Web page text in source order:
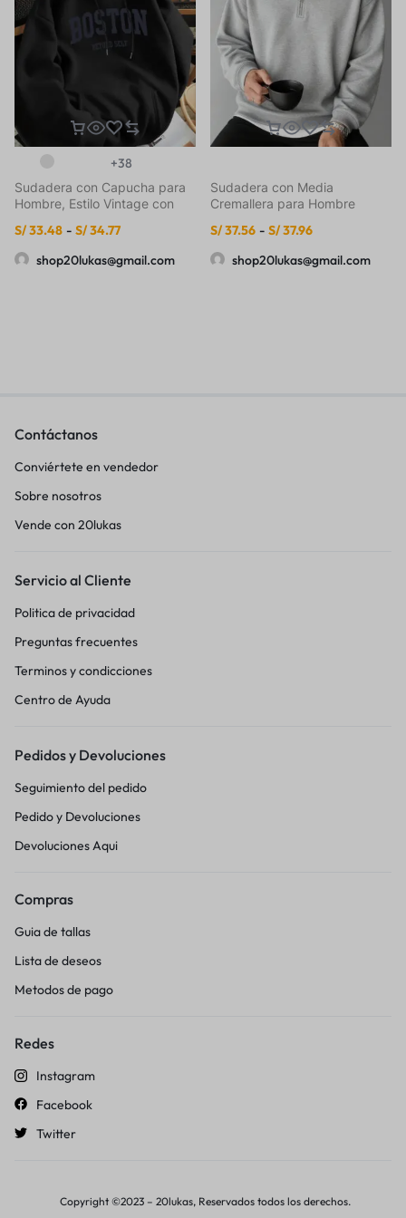
+38
Sudadera con Capucha para
Hombre, Estilo Vintage con
Ajuste Regular, Cuello con
Capucha, Color Sólido con
Estampado Gráfico, Manga
S/33.48 - S/34.77
shop20lukas@gmail.com
Sudadera con Media
Cremallera para Hombre
S/37.56 - S/37.96
shop20lukas@gmail.com
Contáctanos
Conviértete en vendedor
Sobre nosotros
Vende con 20lukas
Servicio al Cliente
Politica de privacidad
Preguntas frecuentes
Terminos y condicciones
Centro de Ayuda
Pedidos y Devoluciones
Seguimiento del pedido
Pedido y Devoluciones
Devoluciones Aqui
Compras
Guia de tallas
Lista de deseos
Metodos de pago
Redes
Instagram
Facebook
Twitter
Copyright ©2023 – 20lukas, Reservados todos los derechos.